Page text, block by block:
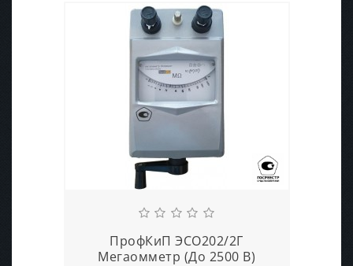
ПрофКиП ЭСО202/2Г
Мегаомметр (До 2500 В)